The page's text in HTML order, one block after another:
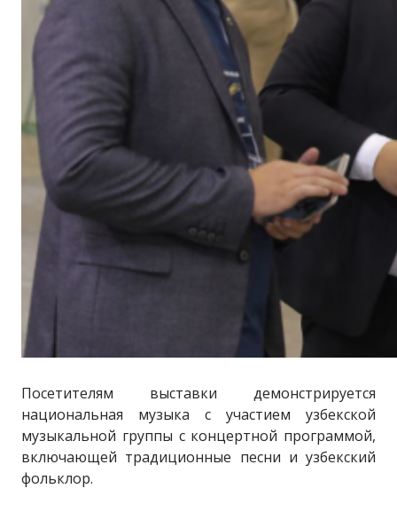
Посетителям выставки демонстрируется
национальная музыка с участием узбекской
музыкальной группы с концертной программой,
включающей традиционные песни и узбекский
фольклор.